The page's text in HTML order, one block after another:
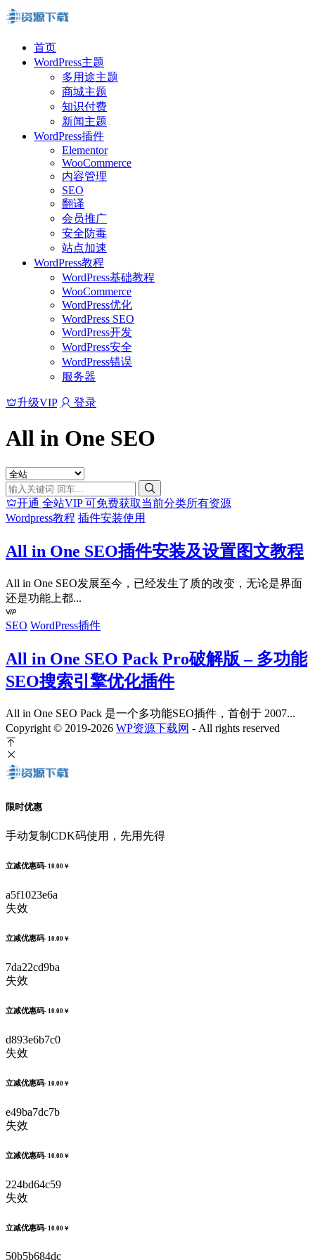
首页
WordPress主题
多用途主题
商城主题
知识付费
新闻主题
WordPress插件
Elementor
WooCommerce
内容管理
SEO
翻译
会员推广
安全防毒
站点加速
WordPress教程
WordPress基础教程
WooCommerce
WordPress优化
WordPress SEO
WordPress开发
WordPress安全
WordPress错误
服务器
升级VIP 登录
All in One SEO
开通 全站VIP 可免费获取当前分类所有资源
Wordpress教程 插件安装使用
All in One SEO插件安装及设置图文教程
All in One SEO发展至今，已经发生了质的改变，无论是界面
还是功能上都...
SEO WordPress插件
All in One SEO Pack Pro破解版 – 多功能
SEO搜索引擎优化插件
All in One SEO Pack 是一个多功能SEO插件，首创于 2007...
Copyright © 2019-2026 WP资源下载网 - All rights reserved
限时优惠
手动复制CDK码使用，先用先得
立减优惠码- 10.00￥
a5f1023e6a
失效
立减优惠码- 10.00￥
7da22cd9ba
失效
立减优惠码- 10.00￥
d893e6b7c0
失效
立减优惠码- 10.00￥
e49ba7dc7b
失效
立减优惠码- 10.00￥
224bd64c59
失效
立减优惠码- 10.00￥
50b5b684dc